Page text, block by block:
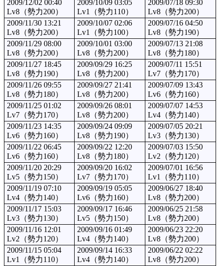
2009/12/02 00:40
Lv8（勢力200）
2009/10/09 03:05
Lv1（勢力110）
2009/07/18 09:30
Lv8（勢力200）
2009/11/30 13:21
Lv8（勢力200）
2009/10/07 02:06
Lv1（勢力100）
2009/07/16 04:50
Lv8（勢力190）
2009/11/29 08:00
Lv8（勢力200）
2009/10/01 03:00
Lv8（勢力200）
2009/07/13 21:08
Lv8（勢力180）
2009/11/27 18:45
Lv8（勢力190）
2009/09/29 16:25
Lv8（勢力200）
2009/07/11 15:51
Lv7（勢力170）
2009/11/26 09:55
Lv8（勢力180）
2009/09/27 21:41
Lv8（勢力200）
2009/07/09 13:43
Lv6（勢力160）
2009/11/25 01:02
Lv7（勢力170）
2009/09/26 08:01
Lv8（勢力200）
2009/07/07 14:53
Lv4（勢力140）
2009/11/23 14:35
Lv6（勢力160）
2009/09/24 09:09
Lv8（勢力190）
2009/07/05 20:21
Lv3（勢力130）
2009/11/22 06:45
Lv6（勢力160）
2009/09/22 12:20
Lv8（勢力180）
2009/07/03 15:50
Lv2（勢力120）
2009/11/20 20:29
Lv5（勢力150）
2009/09/20 16:02
Lv7（勢力170）
2009/07/01 16:56
Lv1（勢力110）
2009/11/19 07:10
Lv4（勢力140）
2009/09/19 05:05
Lv6（勢力160）
2009/06/27 18:40
Lv8（勢力200）
2009/11/17 15:03
Lv3（勢力130）
2009/09/17 16:46
Lv5（勢力150）
2009/06/25 21:58
Lv8（勢力200）
2009/11/16 12:01
Lv2（勢力120）
2009/09/16 01:49
Lv4（勢力140）
2009/06/23 22:20
Lv8（勢力200）
2009/11/15 05:04
Lv1（勢力110）
2009/09/14 16:33
Lv4（勢力140）
2009/06/22 02:22
Lv8（勢力200）